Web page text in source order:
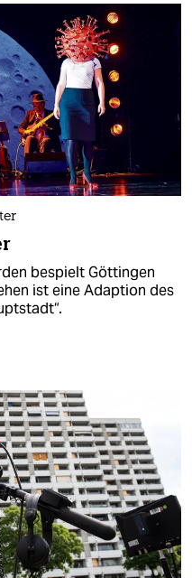
bespielt Göttingen
ist eine Adaption des